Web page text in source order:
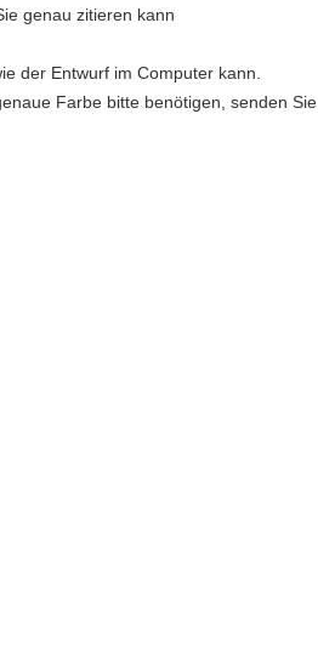
genau zitieren kann
der Entwurf im Computer kann.
Farbe bitte benötigen, senden Sie